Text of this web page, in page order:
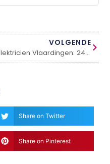
VOLGENDE
Elektricien Vlaardingen: 24/7 spoedservice en betrouwbaar vakwerk
Share on Twitter
Share on Pinterest